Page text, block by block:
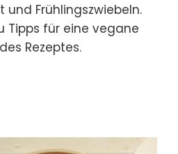
und Frühlingszwiebeln.
Tipps für eine vegane
Rezeptes.